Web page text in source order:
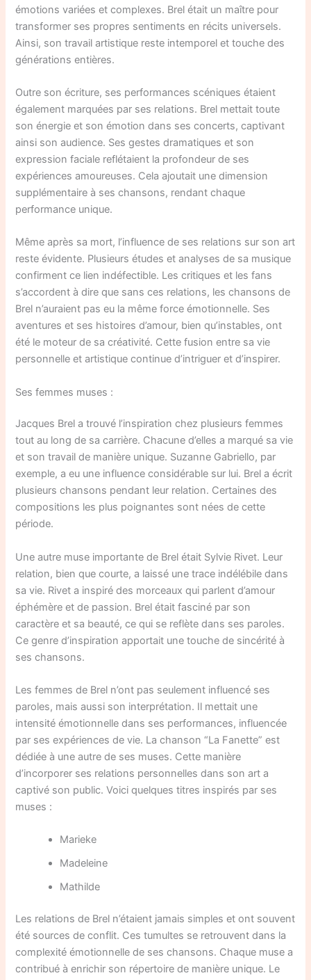
émotions variées et complexes. Brel était un maître pour
transformer ses propres sentiments en récits universels.
Ainsi, son travail artistique reste intemporel et touche des
générations entières.
Outre son écriture, ses performances scéniques étaient
également marquées par ses relations. Brel mettait toute
son énergie et son émotion dans ses concerts, captivant
ainsi son audience. Ses gestes dramatiques et son
expression faciale reflétaient la profondeur de ses
expériences amoureuses. Cela ajoutait une dimension
supplémentaire à ses chansons, rendant chaque
performance unique.
Même après sa mort, l’influence de ses relations sur son art
reste évidente. Plusieurs études et analyses de sa musique
confirment ce lien indéfectible. Les critiques et les fans
s’accordent à dire que sans ces relations, les chansons de
Brel n’auraient pas eu la même force émotionnelle. Ses
aventures et ses histoires d’amour, bien qu’instables, ont
été le moteur de sa créativité. Cette fusion entre sa vie
personnelle et artistique continue d’intriguer et d’inspirer.
Ses femmes muses :
Jacques Brel a trouvé l’inspiration chez plusieurs femmes
tout au long de sa carrière. Chacune d’elles a marqué sa vie
et son travail de manière unique. Suzanne Gabriello, par
exemple, a eu une influence considérable sur lui. Brel a écrit
plusieurs chansons pendant leur relation. Certaines des
compositions les plus poignantes sont nées de cette
période.
Une autre muse importante de Brel était Sylvie Rivet. Leur
relation, bien que courte, a laissé une trace indélébile dans
sa vie. Rivet a inspiré des morceaux qui parlent d’amour
éphémère et de passion. Brel était fasciné par son
caractère et sa beauté, ce qui se reflète dans ses paroles.
Ce genre d’inspiration apportait une touche de sincérité à
ses chansons.
Les femmes de Brel n’ont pas seulement influencé ses
paroles, mais aussi son interprétation. Il mettait une
intensité émotionnelle dans ses performances, influencée
par ses expériences de vie. La chanson “La Fanette” est
dédiée à une autre de ses muses. Cette manière
d’incorporer ses relations personnelles dans son art a
captivé son public. Voici quelques titres inspirés par ses
muses :
Marieke
Madeleine
Mathilde
Les relations de Brel n’étaient jamais simples et ont souvent
été sources de conflit. Ces tumultes se retrouvent dans la
complexité émotionnelle de ses chansons. Chaque muse a
contribué à enrichir son répertoire de manière unique. Le